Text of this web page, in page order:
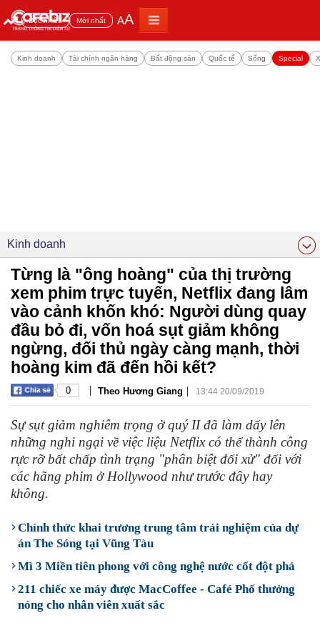
Đọc nhiều Mới nhất AA
Kinh doanh Tài chính ngân hàng Bất động sản Quốc tế Sống Special
Kinh doanh
Từng là "ông hoàng" của thị trường
xem phim trực tuyến, Netflix đang lâm
vào cảnh khốn khó: Người dùng quay
đầu bỏ đi, vốn hoá sụt giảm không
ngừng, đối thủ ngày càng mạnh, thời
hoàng kim đã đến hồi kết?
0 | Theo Hương Giang | 13:44 20/09/2019
Sự sụt giảm nghiêm trọng ở quý II đã làm dấy lên
những nghi ngại về việc liệu Netflix có thể thành công
rực rỡ bất chấp tình trạng "phân biệt đối xử" đối với
các hãng phim ở Hollywood như trước đây hay
không.
Chính thức khai trương trung tâm trải nghiệm của dự
án The Sóng tại Vũng Tàu
Mì 3 Miền tiên phong với công nghệ nước cốt đột phá
211 chiếc xe máy được MacCoffee - Café Phố thưởng
nóng cho nhân viên xuất sắc